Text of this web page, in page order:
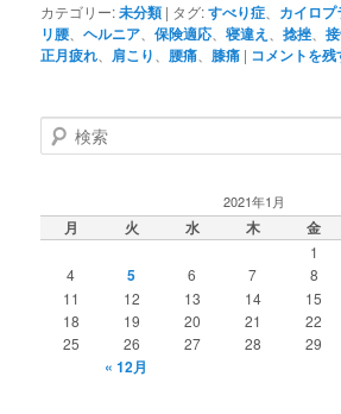
カテゴリー:未分類 | タグ:すべり症 カイロプ
リ腰 、ヘルニア 、保険適応 、寝違え 、捻挫 、
正月疲れ 肩こり 腰痛 膝痛 | コメントを残
検
索
2021年1月
月 火 水 木 金
1
4
5 6 7 8
11
12 13 14 15
18
19 20 21 22
25
26 27 28 29
« 12月